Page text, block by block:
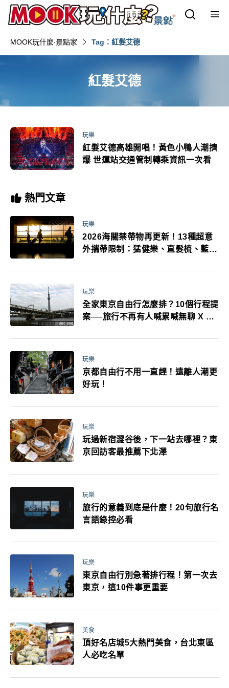
MOOK玩什麼‧景點家 Tag：紅髮艾德
紅髮艾德
玩樂
紅髮艾德高雄開唱！黃色小鴨人潮擠
爆 世運站交通管制轉乘資訊一次看
熱門文章
玩樂
2026海關禁帶物再更新！13種超意
外攜帶限制：猛健樂、直髮梳、藍牙
萬！注意事項一次看！
玩樂
全家東京自由行怎麼排？10個行程提
案──旅行不再有人喊累喊無聊 X 爸
玩樂
京都自由行不用一直趕！遠離人潮更
好玩！
玩樂
玩過新宿澀谷後，下一站去哪裡？東
京回訪客最推薦下北澤
玩樂
旅行的意義到底是什麼！20句旅行名
言語錄控必看
玩樂
東京自由行別急著排行程！第一次去
東京，這10件事更重要
美食
頂好名店城5大熱門美食，台北東區
人必吃名單